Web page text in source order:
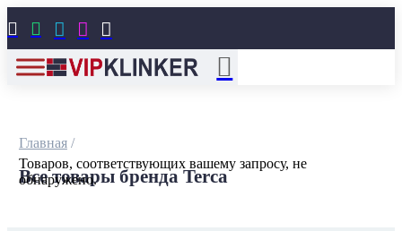
    
Главная/
Все товары бренда Terca
Товаров, соответствующих вашему запросу, не
обнаружено.